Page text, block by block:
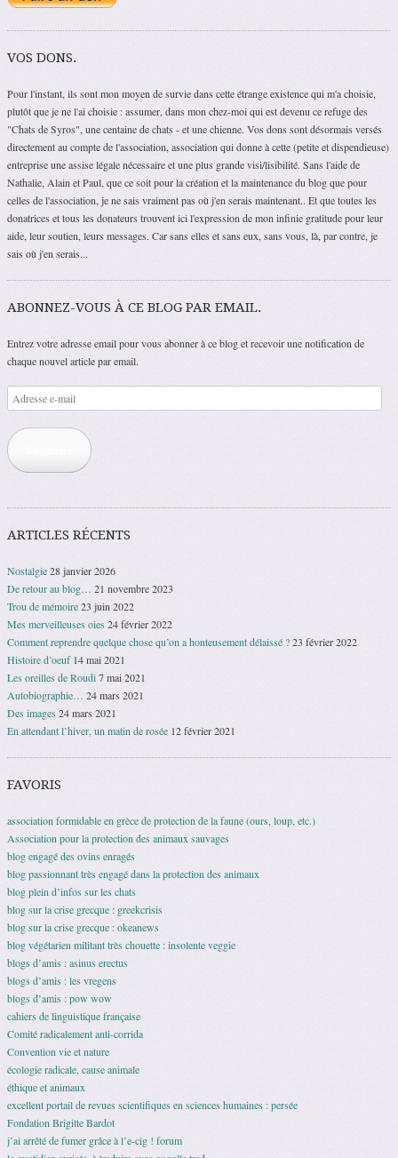
VOS DONS.
Pour l'instant, ils sont mon moyen de survie dans cette étrange existence qui m'a choisie,
plutôt que je ne l'ai choisie : assumer, dans mon chez-moi qui est devenu ce refuge des
"Chats de Syros", une centaine de chats - et une chienne. Vos dons sont désormais versés
directement au compte de l'association, association qui donne à cette (petite et dispendieuse)
entreprise une assise légale nécessaire et une plus grande visi/lisibilité. Sans l'aide de
Nathalie, Alain et Paul, que ce soit pour la création et la maintenance du blog que pour
celles de l'association, je ne sais vraiment pas où j'en serais maintenant.. Et que toutes les
donatrices et tous les donateurs trouvent ici l'expression de mon infinie gratitude pour leur
aide, leur soutien, leurs messages. Car sans elles et sans eux, sans vous, là, par contre, je
sais où j'en serais...
ABONNEZ-VOUS À CE BLOG PAR EMAIL.
Entrez votre adresse email pour vous abonner à ce blog et recevoir une notification de
chaque nouvel article par email.
Adresse
e-
mail
ARTICLES RÉCENTS
Nostalgie28 janvier 2026
De retour au blog… 21 novembre 2023
Trou de mémoire23 juin 2022
Mes merveilleuses oies 24 février 2022
Comment reprendre quelque chose qu’on a honteusement délaissé ?23 février 2022
Histoire d’oeuf 14 mai 2021
Les oreilles de Roudi7 mai 2021
Autobiographie… 24 mars 2021
Des images 24 mars 2021
En attendant l’hiver, un matin de rosée 12 février 2021
FAVORIS
association formidable en grèce de protection de la faune (ours, loup, etc.)
Association pour la protection des animaux sauvages
blog engagé des ovins enragés
blog passionnant très engagé dans la protection des animaux
blog plein d’infos sur les chats
blog sur la crise grecque : greekcrisis
blog sur la crise grecque : okeanews
blog végétarien militant très chouette : insolente veggie
blogs d’amis : asinus erectus
blogs d’amis : les vregens
blogs d’amis : pow wow
cahiers de linguistique française
Comité radicalement anti-corrida
Convention vie et nature
écologie radicale, cause animale
éthique et animaux
excellent portail de revues scientifiques en sciences humaines : persée
Fondation Brigitte Bardot
j’ai arrêté de fumer grâce à l’e-cig ! forum